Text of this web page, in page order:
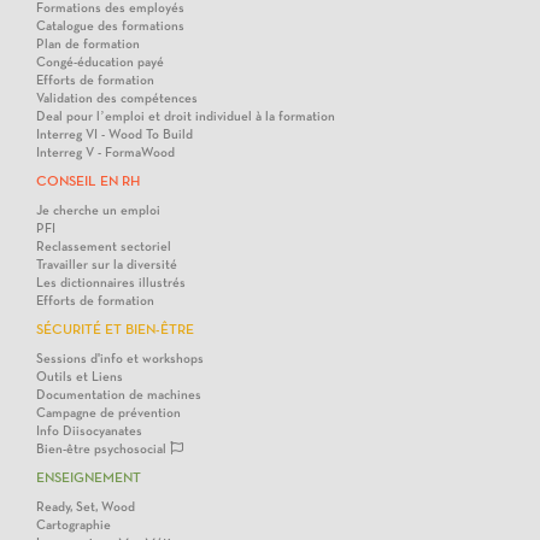
Formations des employés
Catalogue des formations
Plan de formation
Congé-éducation payé
Efforts de formation
Validation des compétences
Deal pour l’emploi et droit individuel à la formation
Interreg VI - Wood To Build
Interreg V - FormaWood
CONSEIL EN RH
Je cherche un emploi
PFI
Reclassement sectoriel
Travailler sur la diversité
Les dictionnaires illustrés
Efforts de formation
SÉCURITÉ ET BIEN-ÊTRE
Sessions d'info et workshops
Outils et Liens
Documentation de machines
Campagne de prévention
Info Diisocyanates
Bien-être psychosocial
ENSEIGNEMENT
Ready, Set, Wood
Cartographie